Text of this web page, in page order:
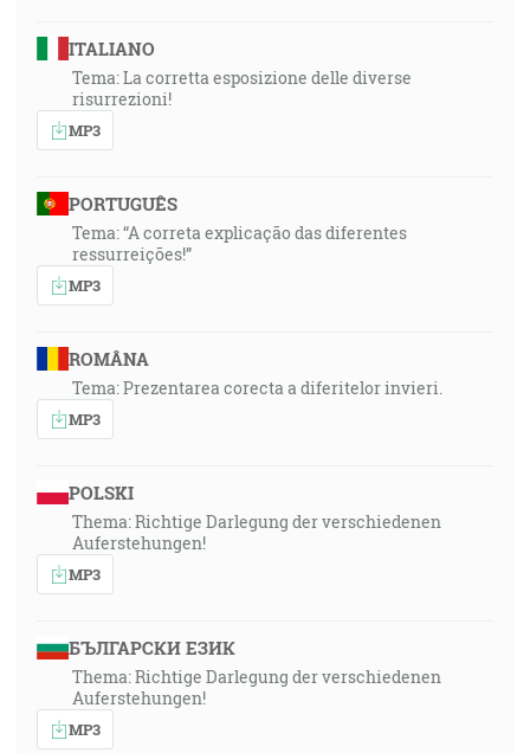
ITALIANO
Tema: La corretta esposizione delle diverse
risurrezioni!
MP3
PORTUGUÊS
Tema: “A correta explicação das diferentes
ressurreições!”
MP3
ROMÂNA
Tema: Prezentarea corecta a diferitelor invieri.
MP3
POLSKI
Thema: Richtige Darlegung der verschiedenen
Auferstehungen!
MP3
БЪЛГАРСКИ ЕЗИК
Thema: Richtige Darlegung der verschiedenen
Auferstehungen!
MP3